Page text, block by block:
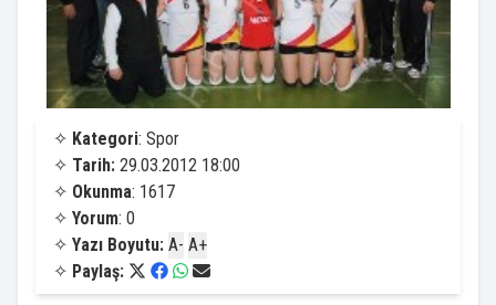
✧ Kategori: Spor
✧ Tarih: 29.03.2012 18:00
✧ Okunma: 1617
✧ Yorum: 0
✧ Yazı Boyutu: A- A+
✧ Paylaş: